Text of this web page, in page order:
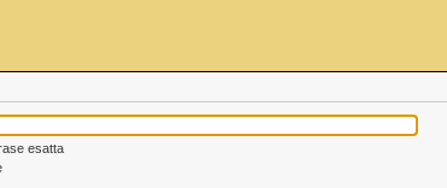
esatta